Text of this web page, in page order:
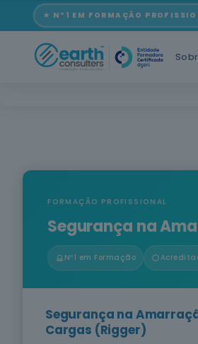
★ Nº1 EM FORMAÇÃO
FORMAÇÃO PROFISSIONAL
Segurança na
Nº1 em Formação
Segurança na
Cargas (Rigger)